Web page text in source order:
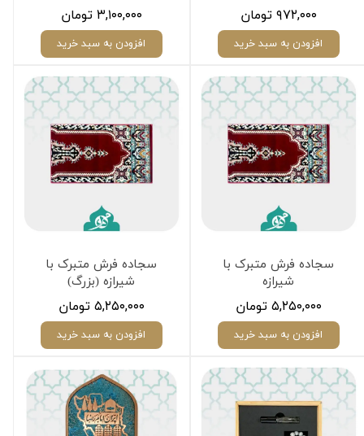
۹۷۲,۰۰۰ تومان
افزودن به سبد خرید
۳,۱۰۰,۰۰۰ تومان
افزودن به سبد خرید
سجاده فرش متبرک با
شیرازه
۵,۲۵۰,۰۰۰ تومان
افزودن به سبد خرید
سجاده فرش متبرک با
شیرازه (بزرگ)
۵,۲۵۰,۰۰۰ تومان
افزودن به سبد خرید